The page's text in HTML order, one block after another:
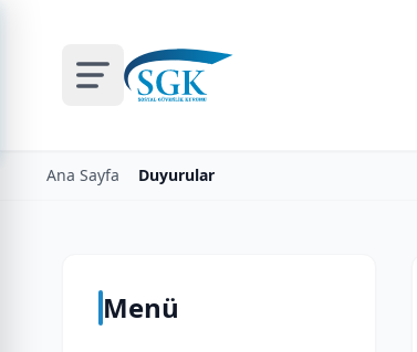
Ana Sayfa Duyurular
Menü